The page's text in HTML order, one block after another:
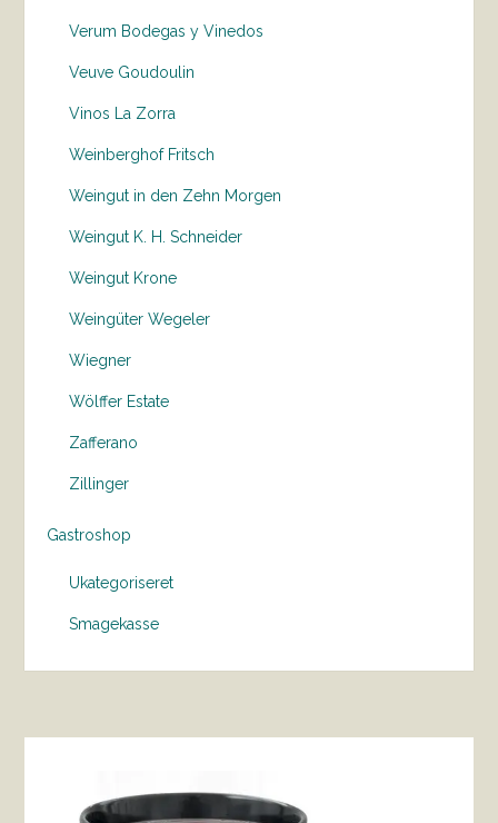
Verum Bodegas y Vinedos
Veuve Goudoulin
Vinos La Zorra
Weinberghof Fritsch
Weingut in den Zehn Morgen
Weingut K. H. Schneider
Weingut Krone
Weingüter Wegeler
Wiegner
Wölffer Estate
Zafferano
Zillinger
Gastroshop
Ukategoriseret
Smagekasse